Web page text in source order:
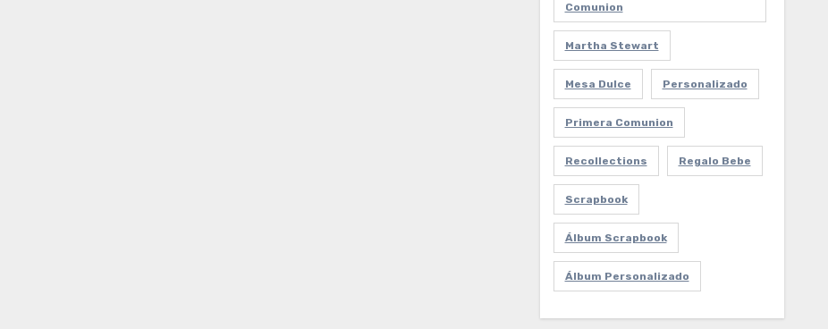
Comunion
Martha Stewart
Mesa Dulce Personalizado
Primera Comunion
Recollections Regalo Bebe
Scrapbook
Álbum Scrapbook
Álbum Personalizado